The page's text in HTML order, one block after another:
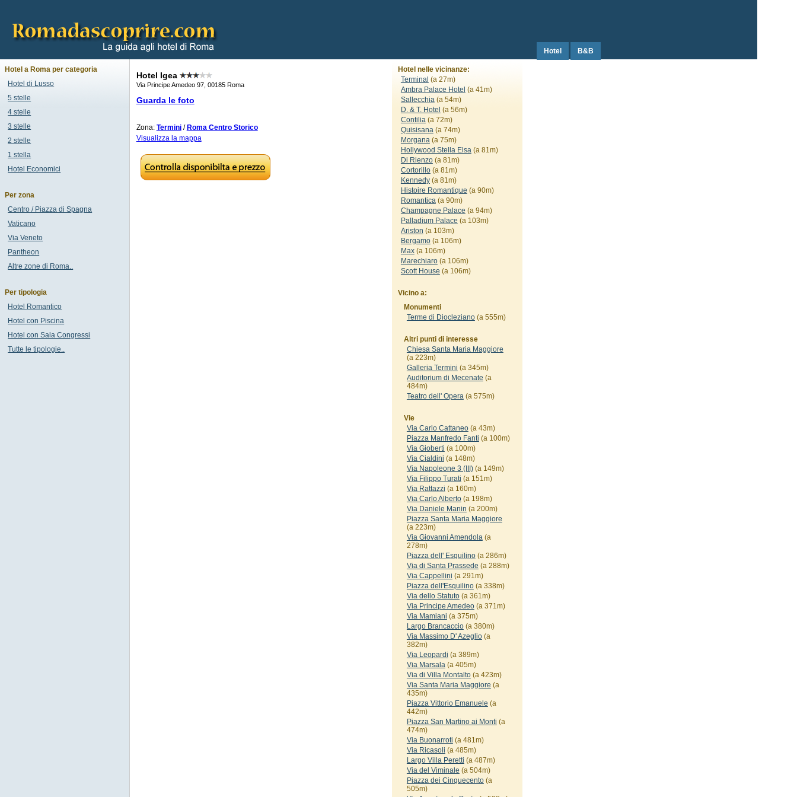
Hotel B&B
Hotel Igea
Via Principe Amedeo 97, 00185 Roma
Guarda le foto
Zona: Termini/ Roma Centro Storico
Visualizza la mappa
Hotel nelle vicinanze:
Terminal (a 27m)
Ambra Palace Hotel (a 41m)
Sallecchia(a 54m)
D. & T. Hotel (a 56m)
Contilia(a 72m)
Quisisana(a 74m)
Morgana(a 75m)
Hollywood Stella Elsa(a 81m)
Di Rienzo(a 81m)
Cortorillo(a 81m)
Kennedy(a 81m)
Histoire Romantique (a 90m)
Romantica(a 90m)
Champagne Palace (a 94m)
Palladium Palace (a 103m)
Ariston (a 103m)
Bergamo(a 106m)
Max(a 106m)
Marechiaro(a 106m)
Scott House (a 106m)
Vicino a:
Monumenti
Terme di Diocleziano(a 555m)
Altri punti di interesse
Chiesa Santa Maria Maggiore
(a 223m)
Galleria Termini (a 345m)
Auditorium di Mecenate (a
484m)
Teatro dell' Opera(a 575m)
Vie
Via Carlo Cattaneo(a 43m)
Piazza Manfredo Fanti (a 100m)
Via Gioberti (a 100m)
Via Cialdini (a 148m)
Via Napoleone 3 (III)(a 149m)
Via Filippo Turati (a 151m)
Via Rattazzi (a 160m)
Via Carlo Alberto(a 198m)
Via Daniele Manin (a 200m)
Piazza Santa Maria Maggiore
(a 223m)
Via Giovanni Amendola(a
278m)
Piazza dell' Esquilino(a 286m)
Via di Santa Prassede (a 288m)
Via Cappellini (a 291m)
Piazza dell'Esquilino(a 338m)
Via dello Statuto(a 361m)
Via Principe Amedeo(a 371m)
Via Mamiani (a 375m)
Largo Brancaccio(a 380m)
Via Massimo D' Azeglio(a
382m)
Via Leopardi (a 389m)
Via Marsala(a 405m)
Via di Villa Montalto(a 423m)
Via Santa Maria Maggiore (a
435m)
Piazza Vittorio Emanuele (a
442m)
Piazza San Martino ai Monti (a
474m)
Via Buonarroti (a 481m)
Via Ricasoli (a 485m)
Largo Villa Peretti (a 487m)
Via del Viminale (a 504m)
Piazza dei Cinquecento(a
505m)
Hotel a Roma per categoria
Hotel di Lusso
5 stelle
4 stelle
3 stelle
2 stelle
1 stella
Hotel Economici
Per zona
Centro / Piazza di Spagna
Vaticano
Via Veneto
Pantheon
Altre zone di Roma..
Per tipologia
Hotel Romantico
Hotel con Piscina
Hotel con Sala Congressi
Tutte le tipologie..